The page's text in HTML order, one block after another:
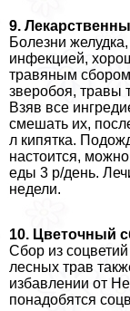
9.
Болезни
инфекцией,
травяным
зверобоя, травы
Взяв все
смешать их,
л кипятка.
настоится,
еды 3 р/день.
недели.
10. Цветочный
Сбор из
лесных трав
избавлении от
понадобятся